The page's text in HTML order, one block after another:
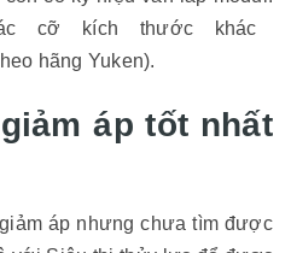
cỡ kích thước khác
hãng Yuken).
áp tốt nhất
áp nhưng chưa tìm được